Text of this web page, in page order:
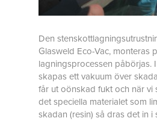
Den
Glasweld Eco-Vac, monteras
lagningsprocessen påbörjas.
skapas ett vakuum över
får ut oönskad fukt och när vi
det speciella materialet som
skadan (resin) så dras det in i